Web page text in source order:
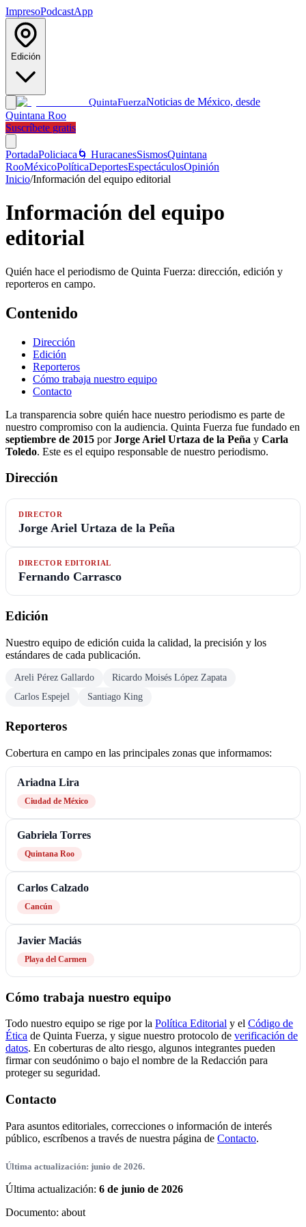
ImpresoPodcastApp
Edición
QuintaFuerzaNoticias de México, desde
Quintana Roo
Suscríbete gratis
PortadaPoliciaca 🌀 HuracanesSismosQuintana
RooMéxicoPolíticaDeportesEspectáculosOpinión
Inicio/Información del equipo editorial
Información del equipo
editorial
Quién hace el periodismo de Quinta Fuerza: dirección, edición y
reporteros en campo.
Contenido
Dirección
Edición
Reporteros
Cómo trabaja nuestro equipo
Contacto
La transparencia sobre quién hace nuestro periodismo es parte de
nuestro compromiso con la audiencia. Quinta Fuerza fue fundado en
septiembre de 2015 porJorge Ariel Urtaza de la Peña y Carla
Toledo. Este es el equipo responsable de nuestro periodismo.
Dirección
DIRECTOR
Jorge Ariel Urtaza de la Peña
DIRECTOR EDITORIAL
Fernando Carrasco
Edición
Nuestro equipo de edición cuida la calidad, la precisión y los
estándares de cada publicación.
Areli Pérez Gallardo
Ricardo Moisés López Zapata
Carlos Espejel
Santiago King
Reporteros
Cobertura en campo en las principales zonas que informamos:
Ariadna Lira
Ciudad de México
Gabriela Torres
Quintana Roo
Carlos Calzado
Cancún
Javier Maciás
Playa del Carmen
Cómo trabaja nuestro equipo
Todo nuestro equipo se rige por la Política Editorial y el Código de
Ética de Quinta Fuerza, y sigue nuestro protocolo de verificación de
datos. En coberturas de alto riesgo, algunos integrantes pueden
firmar con seudónimo o bajo el nombre de la Redacción para
proteger su seguridad.
Contacto
Para asuntos editoriales, correcciones o información de interés
público, escríbenos a través de nuestra página de Contacto.
Última actualización: junio de 2026.
Última actualización: 6 de junio de 2026
Documento: about